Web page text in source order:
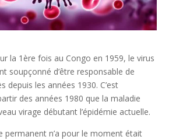
la 1ère fois au Congo en 1959, le virus
soupçonné d’être responsable de
depuis les années 1930. C’est
des années 1980 que la maladie
virage débutant l’épidémie actuelle.
permanent n’a pour le moment était